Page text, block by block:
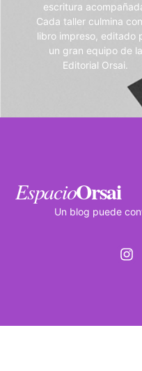
escritura
Cada taller culmina
libro impreso, editado
un gran equipo de la
Editorial Orsai.
EspacioOrsai
Un blog puede